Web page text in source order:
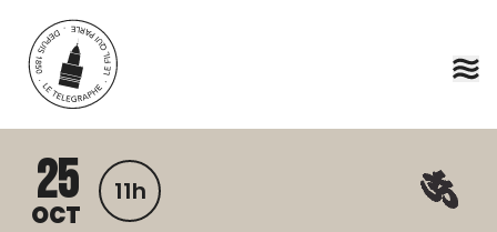
Aller au contenu principal
25
OCT
11h